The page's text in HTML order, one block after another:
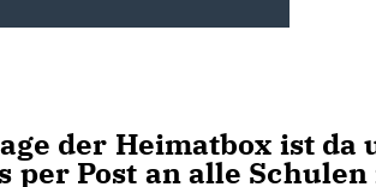
der Heimatbox ist da
per Post an alle